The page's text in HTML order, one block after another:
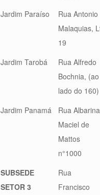
Jardim Paraíso
Rua Antonio
Malaquias,
19
Jardim Tarobá
Rua Alfredo
Bochnia, (ao
lado do 160)
Jardim Panamá
Rua Albarina
Maciel de
Mattos
n°1000
SUBSEDE
SETOR 3
Rua
Francisco